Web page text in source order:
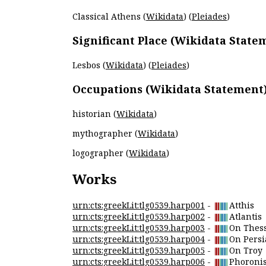
Classical Athens (Wikidata) (Pleiades)
Significant Place (Wikidata
Lesbos (Wikidata) (Pleiades)
Occupations (Wikidata
historian (Wikidata)
mythographer (Wikidata)
logographer (Wikidata)
Works
urn:cts:greekLit:tlg0539.harp001 -
Atthis
urn:cts:greekLit:tlg0539.harp002 -
Atlantis
urn:cts:greekLit:tlg0539.harp003 -
On
urn:cts:greekLit:tlg0539.harp004 -
On
urn:cts:greekLit:tlg0539.harp005 -
On Troy
urn:cts:greekLit:tlg0539.harp006 -
Phoronis